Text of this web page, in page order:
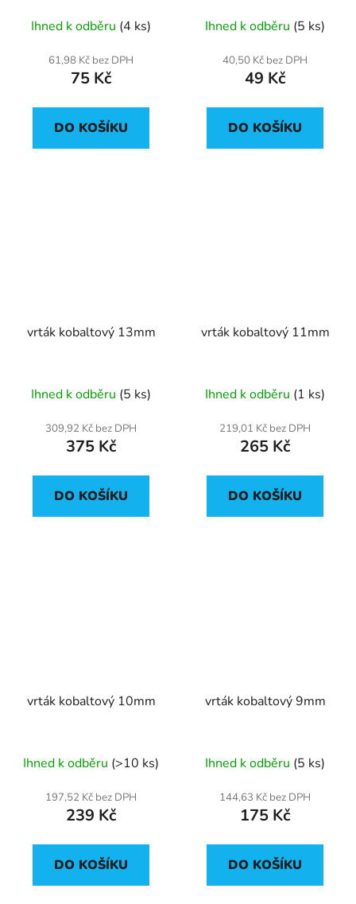
Ihned k odběru (4 ks)
61,98 Kč bez DPH
75 Kč
DO KOŠÍKU
Ihned k odběru (5 ks)
40,50 Kč bez DPH
49 Kč
DO KOŠÍKU
vrták kobaltový 13mm
Ihned k odběru (5 ks)
309,92 Kč bez DPH
375 Kč
DO KOŠÍKU
vrták kobaltový 11mm
Ihned k odběru (1 ks)
219,01 Kč bez DPH
265 Kč
DO KOŠÍKU
vrták kobaltový 10mm
Ihned k odběru (>10 ks)
197,52 Kč bez DPH
239 Kč
DO KOŠÍKU
vrták kobaltový 9mm
Ihned k odběru (5 ks)
144,63 Kč bez DPH
175 Kč
DO KOŠÍKU